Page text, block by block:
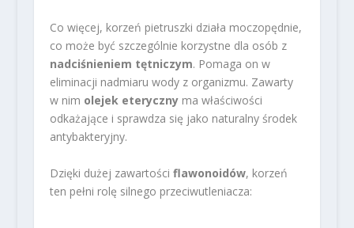
Co więcej, korzeń pietruszki działa moczopędnie,
co może być szczególnie korzystne dla osób z
nadciśnieniem tętniczym. Pomaga on w
eliminacji nadmiaru wody z organizmu. Zawarty
w nim olejek eterycznyma właściwości
odkażające i sprawdza się jako naturalny środek
antybakteryjny.
Dzięki dużej zawartości flawonoidów, korzeń
ten pełni rolę silnego przeciwutleniacza: